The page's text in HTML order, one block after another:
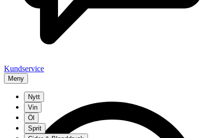
Kundservice
Meny
Nytt
Vin
Öl
Sprit